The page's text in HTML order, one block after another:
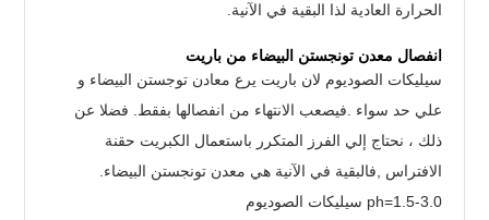
الحرارة العادية لذا البقية في الآنية.
انفصال معدن تونجستن البيضاء من باريت
سيليكات الصوديوم لان باريت يرع معادن توجستن البيضاء و
علي حد سواء .فيصعب الانتهاء من انفصالها بفقط. فضلا عن
ذلك ، نحتاج إلي الفرز المتكرر باستعمال الكبريت حقنة
الافتراس ,فالبقية في الآنية هي معدن تونجستن البيضاء.
ph=1.5-3.0 سيليكات الصوديوم